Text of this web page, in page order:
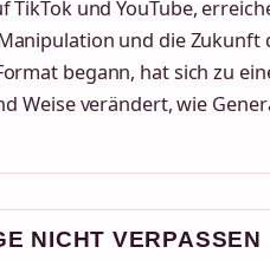
TikTok und YouTube,
und die
begann, hat sich zu
Weise verändert, wie
NICHT VERPASSEN